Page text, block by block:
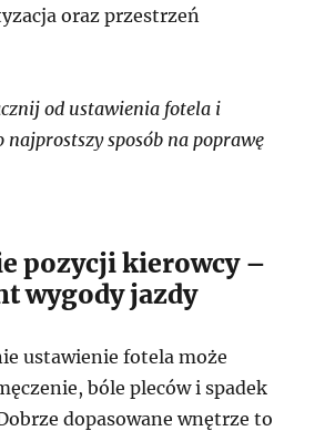
oraz przestrzeń
od ustawienia fotela i
sposób na poprawę
pozycji kierowcy –
wygody jazdy
ustawienie fotela może
bóle pleców i spadek
dopasowane wnętrze to